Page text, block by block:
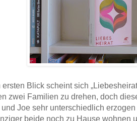
ersten Blick scheint sich
zwei Familien zu drehen, doch
Joe sehr unterschiedlich
beide noch zu Hause wohnen